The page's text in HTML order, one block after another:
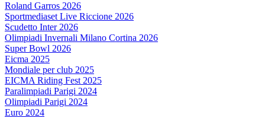
Roland Garros 2026
Sportmediaset Live Riccione 2026
Scudetto Inter 2026
Olimpiadi Invernali Milano Cortina 2026
Super Bowl 2026
Eicma 2025
Mondiale per club 2025
EICMA Riding Fest 2025
Paralimpiadi Parigi 2024
Olimpiadi Parigi 2024
Euro 2024